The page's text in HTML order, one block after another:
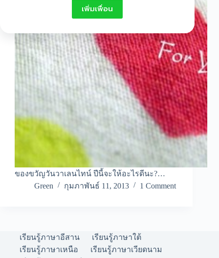
เพิ่มเพื่อน
ของขวัญวันวาเลนไทน์ ปีนี้จะให้อะไรดีนะ?…
Green
กุมภาพันธ์ 11, 2013 1 Comment
เรียนรู้ภาษาอีสาน
เรียนรู้ภาษาใต้
เรียนรู้ภาษาเหนือ
เรียนรู้ภาษาเวียดนาม